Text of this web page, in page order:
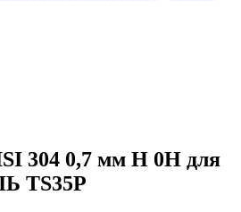
0,7 мм H 0H для
TS35P